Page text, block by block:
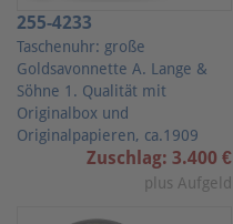
255-4233
Taschenuhr: große
Goldsavonnette A. Lange &
Söhne 1. Qualität mit
Originalbox und
Originalpapieren, ca.1909
Zuschlag: 3.400 €
plus Aufgeld